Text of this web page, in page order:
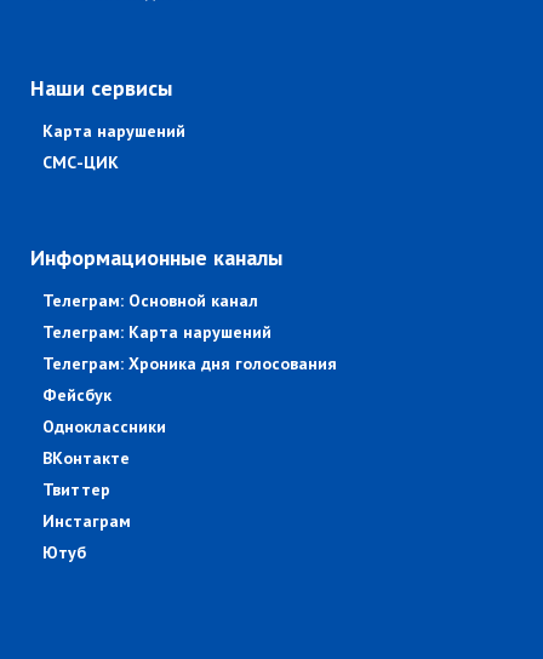
Наши сервисы
Карта нарушений
СМС-ЦИК
Информационные каналы
Телеграм: Основной канал
Телеграм: Карта нарушений
Телеграм: Хроника дня голосования
Фейсбук
Одноклассники
ВКонтакте
Твиттер
Инстаграм
Ютуб